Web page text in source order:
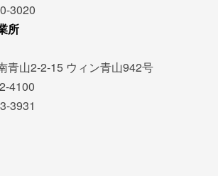
3020
所
青山2-2-15 ウィン青山942号
4100
3931